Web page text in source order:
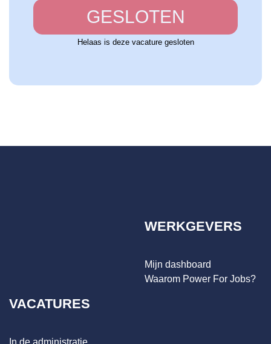
GESLOTEN
Helaas is deze vacature gesloten
WERKGEVERS
Mijn dashboard
Waarom Power For Jobs?
VACATURES
In de administratie